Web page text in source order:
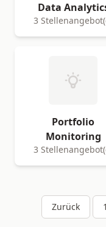
Data
3
Portfolio
Monitoring
3
Zurück 1